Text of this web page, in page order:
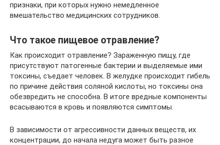
признаки, при которых нужно немедленное
вмешательство медицинских сотрудников.
Что такое пищевое отравление?
Как происходит отравление? Зараженную пищу, где
присутствуют патогенные бактерии и выделяемые ими
токсины, съедает человек. В желудке происходит гибель
по причине действия соляной кислоты, но токсины она
обезвредить не способна. В итоге вредные компоненты
всасываются в кровь и появляются симптомы.
В зависимости от агрессивности данных веществ, их
концентрации, до начала недуга может быть разное